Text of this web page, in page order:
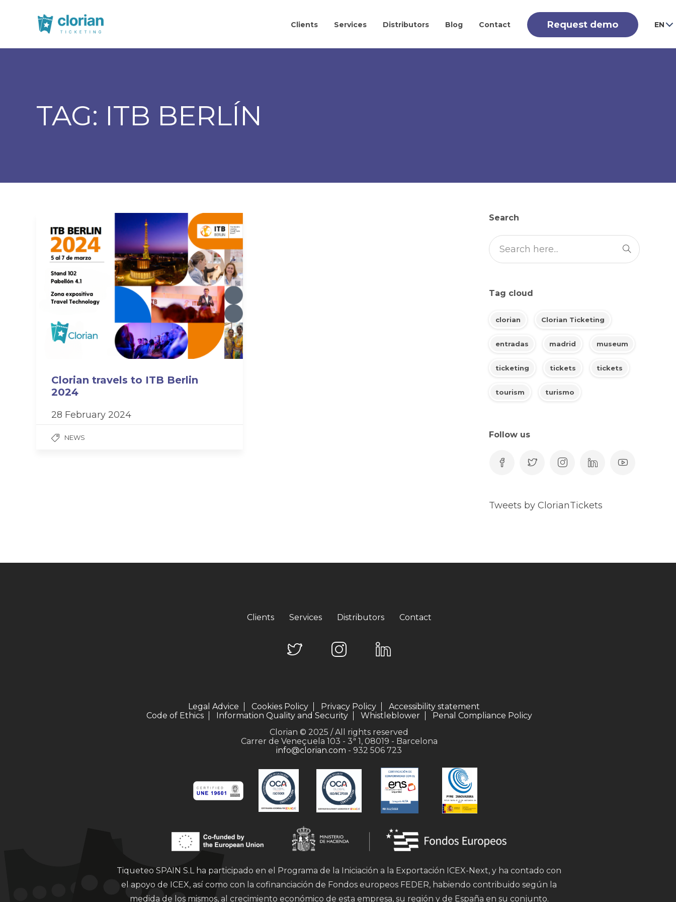
Clients Services Distributors Blog Contact Request demo EN
TAG: ITB BERLÍN
Clorian travels to ITB Berlin
2024
28 February 2024
NEWS
Search
Tag cloud
clorian Clorian Ticketing
entradas madrid museum
ticketing tickets tickets
tourism turismo
Follow us
Tweets by ClorianTickets
Clients Services Distributors Contact
Legal Advice Cookies Policy Privacy Policy
Accessibility statement
Code of Ethics
Information Quality and Security Whistleblower
Penal Compliance Policy
Clorian © 2025 / All rights reserved
Carrer de Veneçuela 103 - 3ª 1, 08019 - Barcelona
info@clorian.com - 932 506 723
Tiqueteo SPAIN S.L ha participado en el Programa de la Iniciación a la Exportación ICEX-Next, y ha contado con
el apoyo de ICEX, así como con la cofinanciación de Fondos europeos FEDER, habiendo contribuido según la
medida de los mismos, al crecimiento económico de esta empresa, su región y de España en su conjunto.